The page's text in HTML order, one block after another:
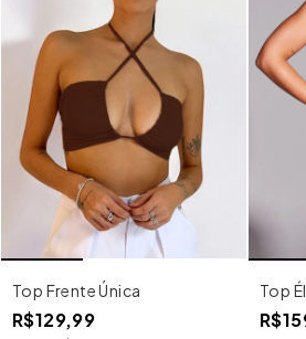
Top Frente Única
R$129,99
Top